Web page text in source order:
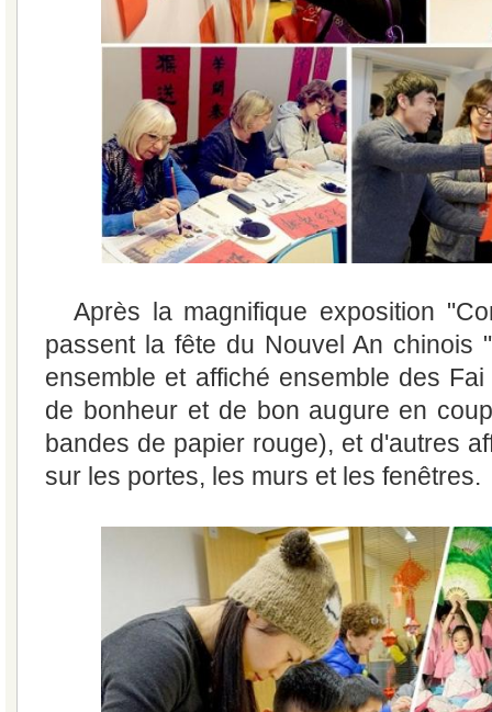
Après la magnifique exposition
passent la fête du Nouvel An chinois
ensemble et affiché ensemble des
de bonheur et de bon augure en
bandes de papier rouge), et d'autres
sur les portes, les murs et les fenêtres.